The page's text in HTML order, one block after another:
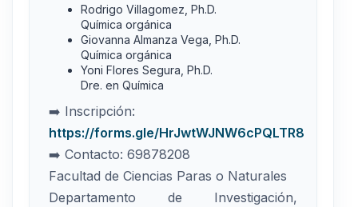
Rodrigo Villagomez, Ph.D.
Química orgánica
Giovanna Almanza Vega, Ph.D.
Química orgánica
Yoni Flores Segura, Ph.D.
Dre. en Química
➡️ Inscripción:
https://forms.gle/HrJwtWJNW6cPQLTR8
➡️ Contacto: 69878208
Facultad de Ciencias Paras o Naturales
Departamento de Investigación,